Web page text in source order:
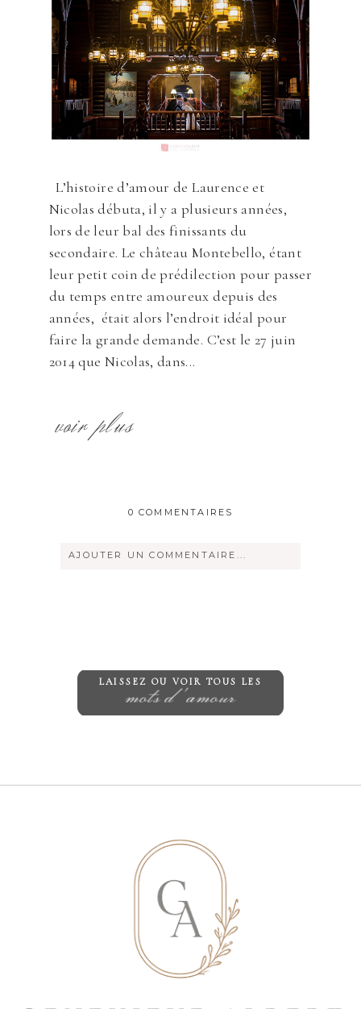
L’histoire d’amour de Laurence et
Nicolas débuta, il y a plusieurs années,
lors de leur bal des finissants du
secondaire. Le château Montebello, étant
leur petit coin de prédilection pour passer
du temps entre amoureux depuis des
années, était alors l’endroit idéal pour
faire la grande demande. C’est le 27 juin
2014 que Nicolas, dans...
voir plus
0 COMMENTAIRES
AJOUTER UN COMMENTAIRE...
mots d'amour
LAISSEZ OU VOIR TOUS LES